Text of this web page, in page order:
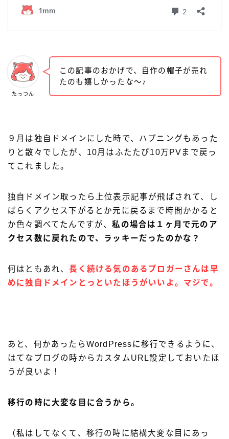
たっつん
この記事のおかげで、自作の帽子が売れ
たのも嬉しかったな〜♪
９月は独自ドメインにした時で、ハプニングもあった
りと散々でしたが、10月はふたたび10万PVまで戻っ
てこれました。
独自ドメイン取ったら上位表示記事が飛ばされて、し
ばらくアクセス下がるとか元に戻るまで時間かかると
か色々調べてたんですが、私の場合は１ヶ月で元のア
クセス数に戻れたので、ラッキーだったのかな？
何はともあれ、長く続ける気のあるブロガーさんは早
めに独自ドメインとっといたほうがいいよ。マジで。
あと、何かあったらWordPressに移行できるように、
はてなブログの時からカスタムURL設定しておいたほ
うが良いよ！
移行の時に大変な目に合うから。
（私はしてなくて、移行の時に結構大変な目にあっ